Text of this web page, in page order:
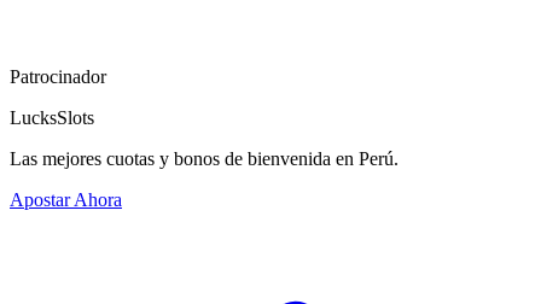
Patrocinador
LucksSlots
Las mejores cuotas y bonos de bienvenida en Perú.
Apostar Ahora